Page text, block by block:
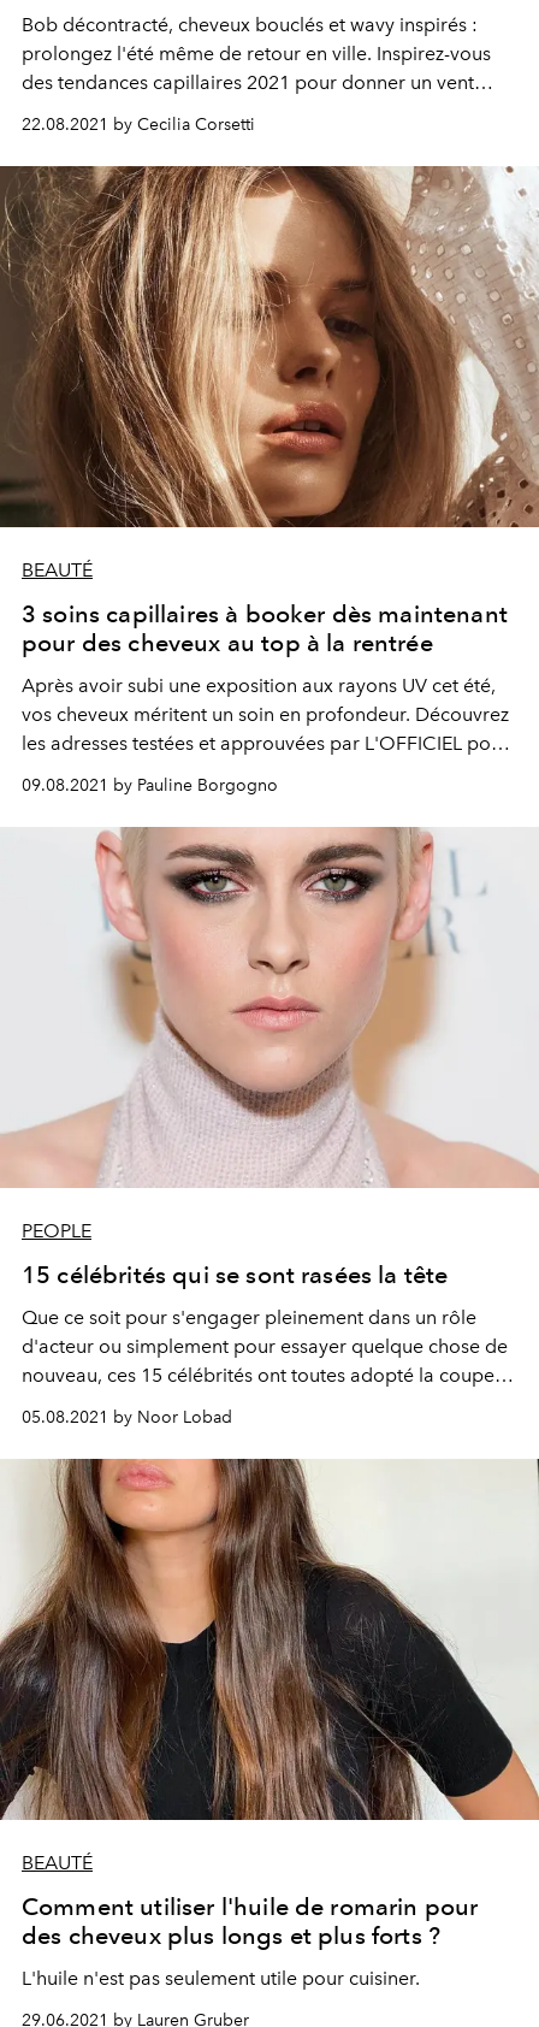
Bob décontracté, cheveux bouclés et wavy inspirés :
prolongez l'été même de retour en ville. Inspirez-vous
des tendances capillaires 2021 pour donner un vent
d'air frais à votre coupe avant de retourner au travail.
22.08.2021 by Cecilia Corsetti
BEAUTÉ
3 soins capillaires à booker dès maintenant
pour des cheveux au top à la rentrée
Après avoir subi une exposition aux rayons UV cet été,
vos cheveux méritent un soin en profondeur. Découvrez
les adresses testées et approuvées par L'OFFICIEL pour
arborer une crinière de rêve dès votre retour au bureau.
09.08.2021 by Pauline Borgogno
PEOPLE
15 célébrités qui se sont rasées la tête
Que ce soit pour s'engager pleinement dans un rôle
d'acteur ou simplement pour essayer quelque chose de
nouveau, ces 15 célébrités ont toutes adopté la coupe
ultime à un moment de leur vie.
05.08.2021 by Noor Lobad
BEAUTÉ
Comment utiliser l'huile de romarin pour
des cheveux plus longs et plus forts ?
L'huile n'est pas seulement utile pour cuisiner.
29.06.2021 by Lauren Gruber